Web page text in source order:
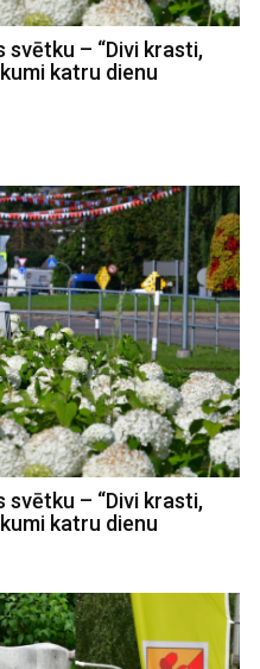
svētku – “Divi krasti,
katru dienu
svētku – “Divi krasti,
katru dienu